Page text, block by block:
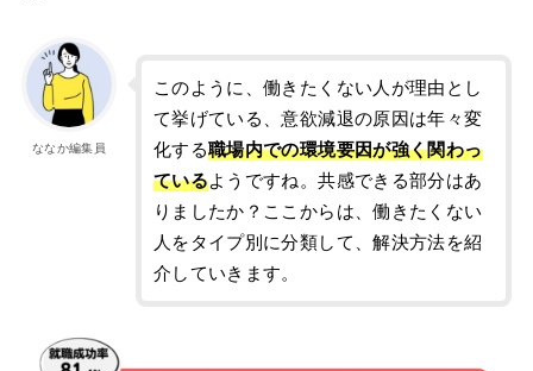
ななか編集員
このように、働きたくない人が理由とし
て挙げている、意欲減退の原因は年々変
化する職場内での環境要因が強く関わっ
ているようですね。共感できる部分はあ
りましたか？ここからは、働きたくない
人をタイプ別に分類して、解決方法を紹
介していきます。